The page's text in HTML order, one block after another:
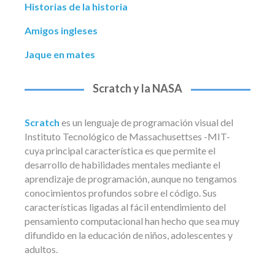
Historias de la historia
Amigos ingleses
Jaque en mates
Scratch y la NASA
Scratch es un lenguaje de programación visual del
Instituto Tecnológico de Massachusettses -MIT-
cuya principal característica es que permite el
desarrollo de habilidades mentales mediante el
aprendizaje de programación, aunque no tengamos
conocimientos profundos sobre el código. Sus
características ligadas al fácil entendimiento del
pensamiento computacional han hecho que sea muy
difundido en la educación de niños, adolescentes y
adultos.